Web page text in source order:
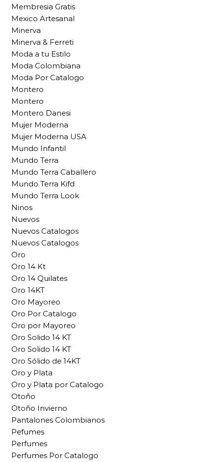
Membresia Gratis
Mexico Artesanal
Minerva
Minerva & Ferreti
Moda a tu Estilo
Moda Colombiana
Moda Por Catalogo
Montero
Montero
Montero Danesi
Mujer Moderna
Mujer Moderna USA
Mundo Infantil
Mundo Terra
Mundo Terra Caballero
Mundo Terra Kifd
Mundo Terra Look
Ninos
Nuevos
Nuevos Catalogos
Nuevos Catalogos
Oro
Oro 14 Kt
Oro 14 Quilates
Oro 14KT
Oro Mayoreo
Oro Por Catalogo
Oro por Mayoreo
Oro Solido 14 KT
Oro Solido 14 KT
Oro Sólido de 14KT
Oro y Plata
Oro y Plata por Catalogo
Otoño
Otoño Invierno
Pantalones Colombianos
Pefumes
Perfumes
Perfumes Por Catalogo